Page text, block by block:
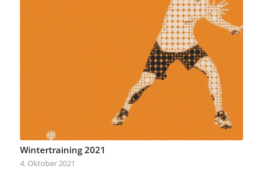
Wintertraining 2021
4. Oktober 2021